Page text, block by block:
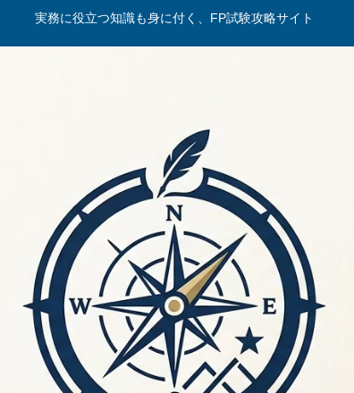
実務に役立つ知識も身に付く、FP試験攻略サイト